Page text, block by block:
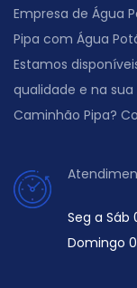
Empresa de Água
Pipa com Água
Estamos
qualidade e na
Caminhão Pipa?
Seg a Sáb
Domingo